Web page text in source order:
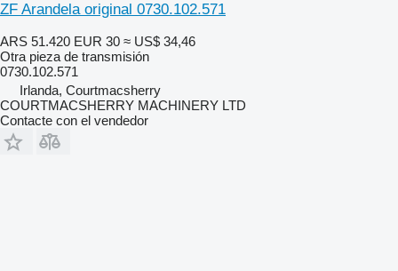
ZF Arandela original 0730.102.571
ARS 51.420 EUR 30 ≈ US$ 34,46
Otra pieza de transmisión
0730.102.571
Irlanda, Courtmacsherry
COURTMACSHERRY MACHINERY LTD
Contacte con el vendedor